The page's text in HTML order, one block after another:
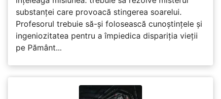
substanței care provoacă stingerea soarelui.
Profesorul trebuie să-și folosească cunoștințele și
ingeniozitatea pentru a împiedica dispariția vieții
pe Pământ...